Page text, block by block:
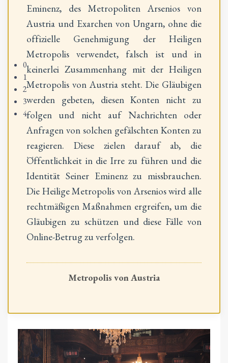
Großen Meteoron
0
1
2
3
4
Eminenz, des Metropoliten Arsenios von
Austria und Exarchen von Ungarn, ohne die
offizielle Genehmigung der Heiligen
Metropolis verwendet, falsch ist und in
keinerlei Zusammenhang mit der Heiligen
Metropolis von Austria steht. Die Gläubigen
werden gebeten, diesen Konten nicht zu
folgen und nicht auf Nachrichten oder
Anfragen von solchen gefälschten Konten zu
reagieren. Diese zielen darauf ab, die
Öffentlichkeit in die Irre zu führen und die
Identität Seiner Eminenz zu missbrauchen.
Die Heilige Metropolis von Arsenios wird alle
rechtmäßigen Maßnahmen ergreifen, um die
Gläubigen zu schützen und diese Fälle von
Online-Betrug zu verfolgen.
Metropolis von Austria